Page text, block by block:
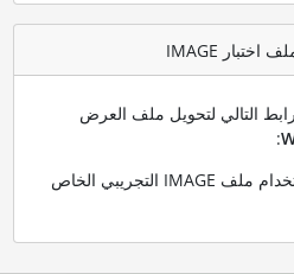
التالي لتحويل ملف العرض
:
تحويل IMAGE إلى WAV باستخدام ملف IMAGE التجريبي الخاص